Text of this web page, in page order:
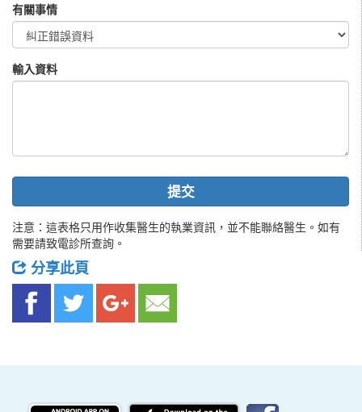
有關事情
輸入資料
提交
注意：這表格只用作收集醫生的執業資訊，並不能聯絡醫生。如有
需要請致電診所查詢。
分享此頁